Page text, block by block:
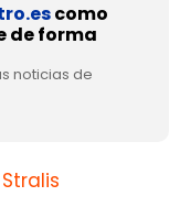
como
de forma
noticias de